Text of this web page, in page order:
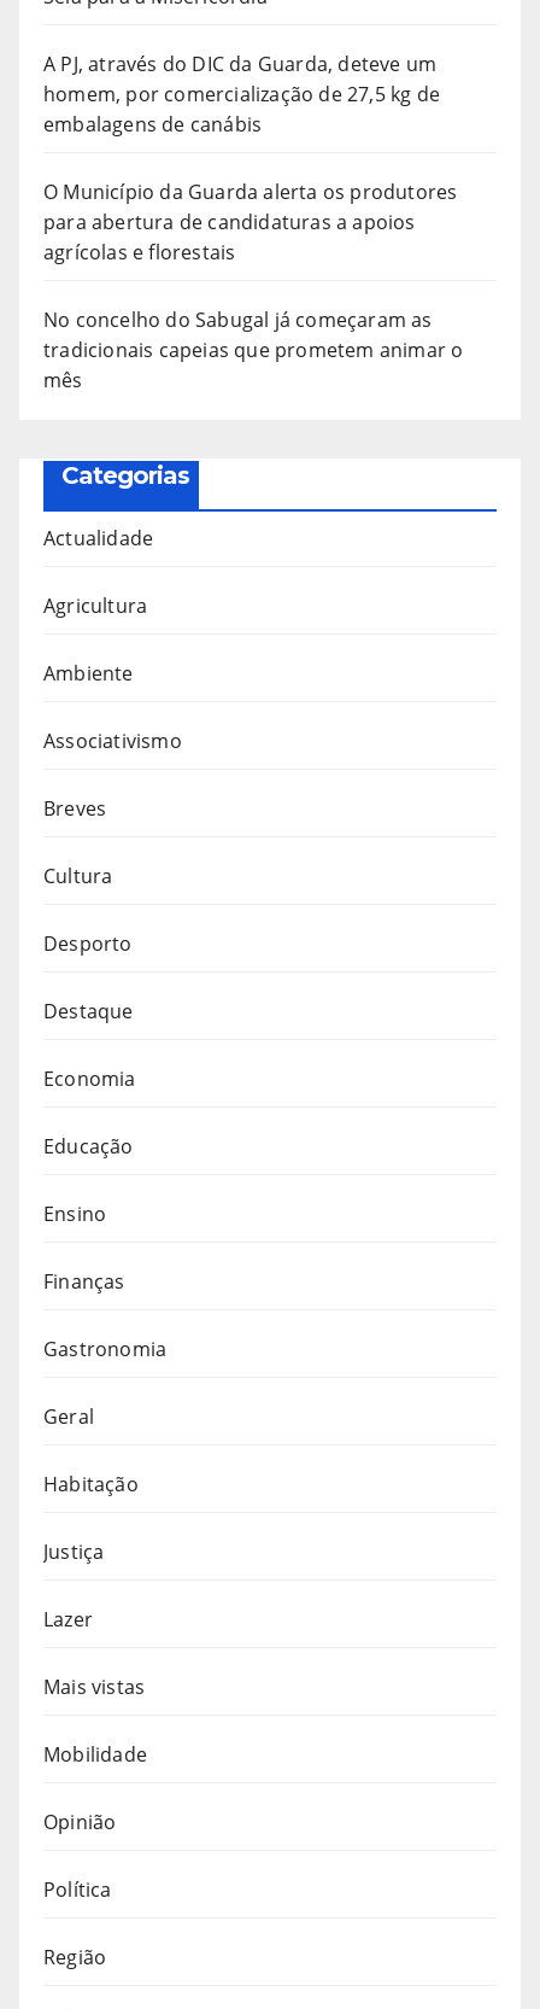
A PJ, através do DIC da Guarda, deteve um
homem, por comercialização de 27,5 kg de
embalagens de canábis
O Município da Guarda alerta os produtores
para abertura de candidaturas a apoios
agrícolas e florestais
No concelho do Sabugal já começaram as
tradicionais capeias que prometem animar o
mês
Categorias
Actualidade
Agricultura
Ambiente
Associativismo
Breves
Cultura
Desporto
Destaque
Economia
Educação
Ensino
Finanças
Gastronomia
Geral
Habitação
Justiça
Lazer
Mais vistas
Mobilidade
Opinião
Política
Região